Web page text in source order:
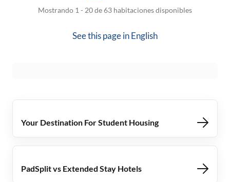
Mostrando 1 - 20 de 63 habitaciones disponibles
See this page inEnglish
Your Destination For Student Housing
PadSplit vs Extended Stay Hotels